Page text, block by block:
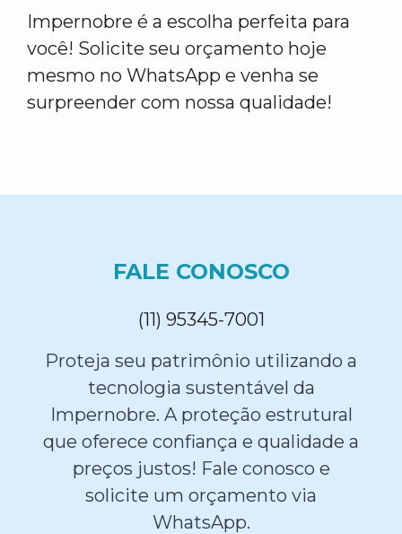
Impernobre é a escolha perfeita para
você! Solicite seu orçamento hoje
mesmo no WhatsApp e venha se
surpreender com nossa qualidade!
FALE CONOSCO
(11) 95345-7001
Proteja seu patrimônio utilizando a
tecnologia sustentável da
Impernobre. A proteção estrutural
que oferece confiança e qualidade a
preços justos! Fale conosco e
solicite um orçamento via
WhatsApp.